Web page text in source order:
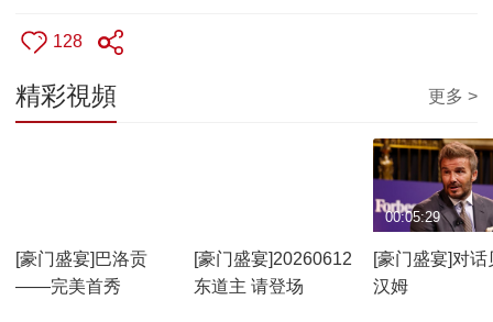
128
精彩視頻 更多 >
[豪门盛宴]巴洛贡
——完美首秀
[豪门盛宴]20260612
东道主 请登场
[豪门盛宴]对话
汉姆
00:05:29